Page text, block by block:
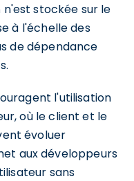
n'est stockée sur le
à l'échelle des
de dépendance
l'utilisation
où le client et le
évoluer
aux développeurs
sans